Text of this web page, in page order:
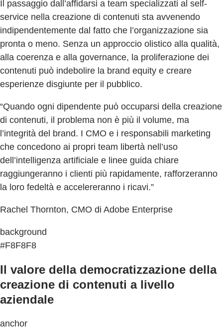
Il passaggio dall’affidarsi a team specializzati al self-
service nella creazione di contenuti sta avvenendo
indipendentemente dal fatto che l’organizzazione sia
pronta o meno. Senza un approccio olistico alla qualità,
alla coerenza e alla governance, la proliferazione dei
contenuti può indebolire la brand equity e creare
esperienze disgiunte per il pubblico.
“Quando ogni dipendente può occuparsi della creazione
di contenuti, il problema non è più il volume, ma
l’integrità del brand. I CMO e i responsabili marketing
che concedono ai propri team libertà nell’uso
dell’intelligenza artificiale e linee guida chiare
raggiungeranno i clienti più rapidamente, rafforzeranno
la loro fedeltà e accelereranno i ricavi.”
Rachel Thornton, CMO di Adobe Enterprise
background
#F8F8F8
Il valore della democratizzazione della
creazione di contenuti a livello
aziendale
anchor